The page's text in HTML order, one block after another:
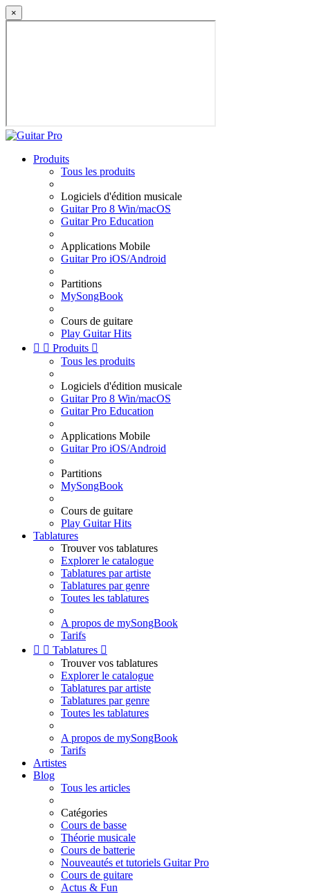
×
Produits
Tous les produits
Logiciels d'édition musicale
Guitar Pro 8 Win/macOS
Guitar Pro Education
Applications Mobile
Guitar Pro iOS/Android
Partitions
MySongBook
Cours de guitare
Play Guitar Hits
  Produits 
Tous les produits
Logiciels d'édition musicale
Guitar Pro 8 Win/macOS
Guitar Pro Education
Applications Mobile
Guitar Pro iOS/Android
Partitions
MySongBook
Cours de guitare
Play Guitar Hits
Tablatures
Trouver vos tablatures
Explorer le catalogue
Tablatures par artiste
Tablatures par genre
Toutes les tablatures
A propos de mySongBook
Tarifs
  Tablatures 
Trouver vos tablatures
Explorer le catalogue
Tablatures par artiste
Tablatures par genre
Toutes les tablatures
A propos de mySongBook
Tarifs
Artistes
Blog
Tous les articles
Catégories
Cours de basse
Théorie musicale
Cours de batterie
Nouveautés et tutoriels Guitar Pro
Cours de guitare
Actus & Fun